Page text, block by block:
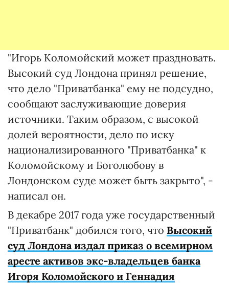
"Игорь Коломойский может праздновать.
Высокий суд Лондона принял решение,
что дело "Приватбанка" ему не подсудно,
сообщают заслуживающие доверия
источники. Таким образом, с высокой
долей вероятности, дело по иску
национализированного "Приватбанка" к
Коломойскому и Боголюбову в
Лондонском суде может быть закрыто", -
написал он.
В декабре 2017 года уже государственный
"Приватбанк" добился того, что Высокий
суд Лондона издал приказ о всемирном
аресте активов экс-владельцев банка
Игоря Коломойского и Геннадия